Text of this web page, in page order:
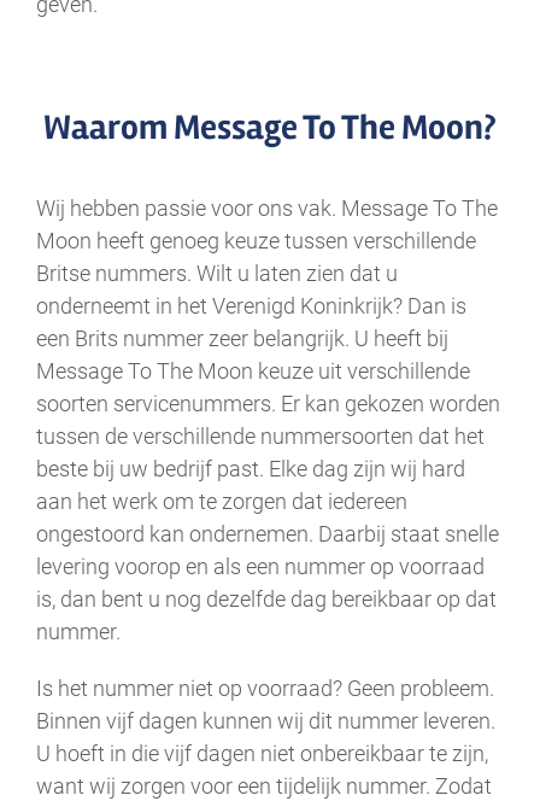
Waarom Message To The Moon?
Wij hebben passie voor ons vak. Message To The
Moon heeft genoeg keuze tussen verschillende
Britse nummers. Wilt u laten zien dat u
onderneemt in het Verenigd Koninkrijk? Dan is
een Brits nummer zeer belangrijk. U heeft bij
Message To The Moon keuze uit verschillende
soorten servicenummers. Er kan gekozen worden
tussen de verschillende nummersoorten dat het
beste bij uw bedrijf past. Elke dag zijn wij hard
aan het werk om te zorgen dat iedereen
ongestoord kan ondernemen. Daarbij staat snelle
levering voorop en als een nummer op voorraad
is, dan bent u nog dezelfde dag bereikbaar op dat
nummer.
Is het nummer niet op voorraad? Geen probleem.
Binnen vijf dagen kunnen wij dit nummer leveren.
U hoeft in die vijf dagen niet onbereikbaar te zijn,
want wij zorgen voor een tijdelijk nummer. Zodat